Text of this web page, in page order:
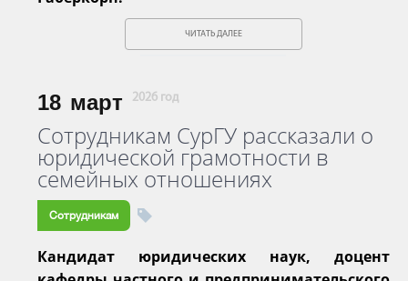
ЧИТАТЬ ДАЛЕЕ
18 март 2026 год
Сотрудникам СурГУ рассказали о
юридической грамотности в
семейных отношениях
Сотрудникам
Кандидат юридических наук, доцент